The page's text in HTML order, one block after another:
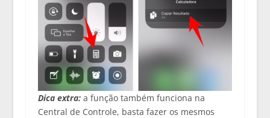
Dica extra:a função também funciona na
Central de Controle, basta fazer os mesmos